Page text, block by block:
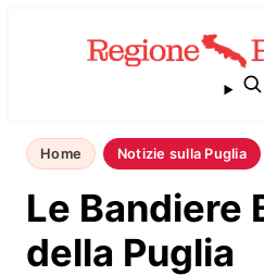
Home Notizie sulla Puglia
Le Bandiere
della Puglia